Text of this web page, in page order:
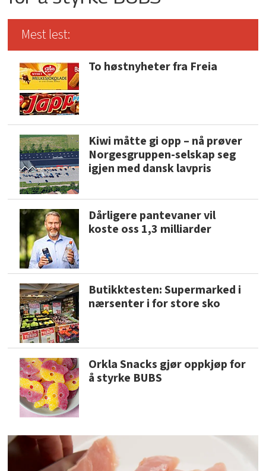
Mest lest:
To høstnyheter fra Freia
Kiwi måtte gi opp – nå prøver
Norgesgruppen-selskap seg
igjen med dansk lavpris
Dårligere pantevaner vil
koste oss 1,3 milliarder
Butikktesten: Supermarked i
nærsenter i for store sko
Orkla Snacks gjør oppkjøp for
å styrke BUBS